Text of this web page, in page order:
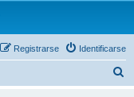
Identificarse
Registrarse